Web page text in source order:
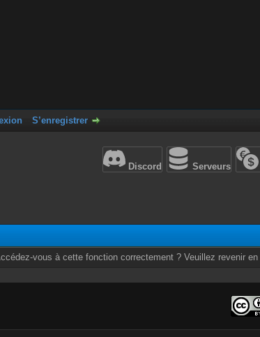
S’enregistrer
Discord Serveurs
vous à cette fonction correctement ? Veuillez revenir